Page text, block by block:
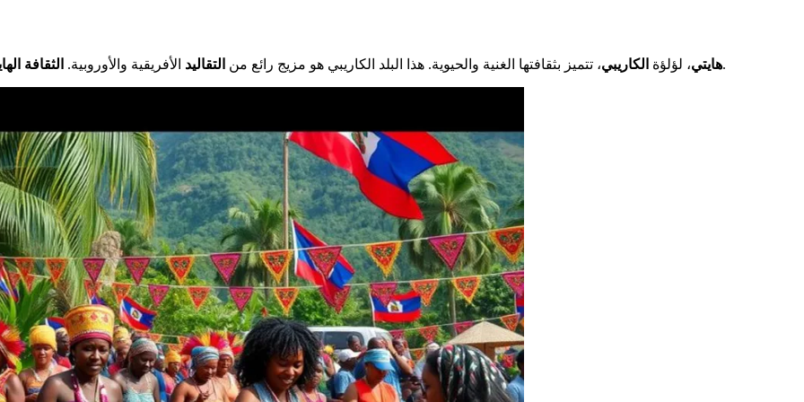
هايتي، لؤلؤة الكاريبي، تتميز بثقافتها الغنية والحيوية. هذا البلد الكاريبي هو مزيج رائع من التقاليد الأفريقية والأوروبية. الثقافة ، التي تشكلت من خلال تاريخها المضطرب، تتميز بمرونتها وإبداعها.